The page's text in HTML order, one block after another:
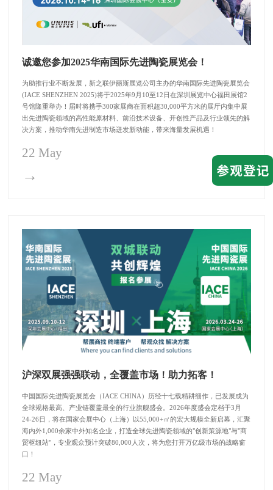
诚邀您参加2025华南国际先进陶瓷展览会！
为助推行业不断发展，新之联伊丽斯展览公司主办的华南国际先进陶瓷展览会
(IACE SHENZHEN 2025)将于2025年9月10至12日在深圳展览中心福田展馆2
号馆隆重举办！届时将携手300家展商在面积超30,000平方米的展厅内集中展
出先进陶瓷领域的高性能原材料、前沿技术设备、开创性产品及行业领先的解
决方案，推动华南先进制造市场迸发新动能，带来海量发展机遇！
22 May
→
沪深双展强强联动，全覆盖市场！助力拓客！
中国国际先进陶瓷展览会（IACE CHINA）历经十七载精耕细作，已发展成为
全球规格最高、产业链覆盖最全的行业旗舰盛会。2026年度盛会定档于3月
24-26日，将在国家会展中心（上海）以55,000+㎡的宏大规模全新启幕，汇聚
海内外1,000余家中外知名企业，打造全球先进陶瓷领域的"创新策源地"与"商
贸枢纽站"，专业观众预计突破80,000人次，将为您打开万亿级市场的战略窗
口！
22 May